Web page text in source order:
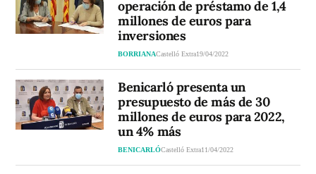
operación de préstamo de 1,4
millones de euros para
inversiones
BORRIANACastelló Extra19/04/2022
Benicarló presenta un
presupuesto de más de 30
millones de euros para 2022,
un 4% más
BENICARLÓCastelló Extra11/04/2022